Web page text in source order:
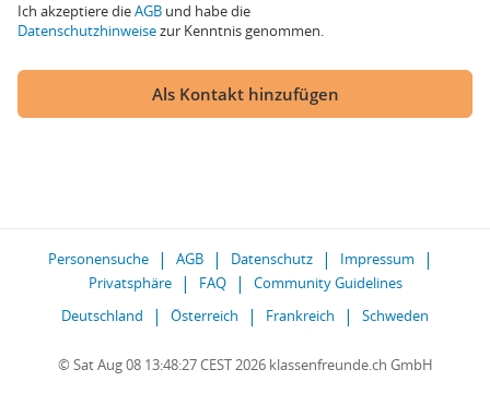
Ich akzeptiere dieAGB und habe die
Datenschutzhinweisezur Kenntnis genommen.
Als Kontakt hinzufügen
Personensuche AGB Datenschutz
Impressum
Privatsphäre
FAQ
Community Guidelines
Deutschland
Österreich Frankreich Schweden
© Sat Aug 08 13:48:27 CEST 2026 klassenfreunde.ch GmbH